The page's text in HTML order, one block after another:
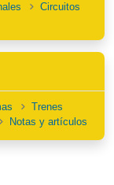
Circuitos
Trenes
Notas y artículos